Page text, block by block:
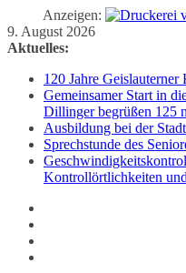
Anzeigen:
Zum
Inhalt
9. August 2026
Aktuelles:
120 Jahre
Gemeinsamer Start in
Dillinger begrüßen 125
Ausbildung bei der
Sprechstunde des
Kontrollörtlichkeiten